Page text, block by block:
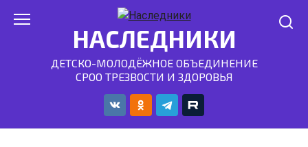
НАСЛЕДНИКИ
ДЕТСКО-МОЛОДЁЖНОЕ ОБЪЕДИНЕНИЕ
СРОО ТРЕЗВОСТИ И ЗДОРОВЬЯ